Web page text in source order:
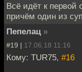
Всё идёт к первой
причём один из
Пепелац »
#19 | 17.06.18 11:16
Кому: TUR75, #16